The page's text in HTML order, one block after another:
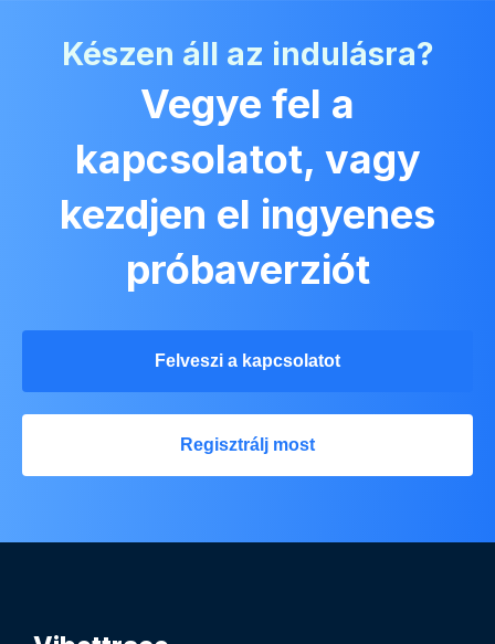
Készen áll az indulásra?
Vegye fel a
kapcsolatot, vagy
kezdjen el ingyenes
próbaverziót
Felveszi a kapcsolatot
Regisztrálj most